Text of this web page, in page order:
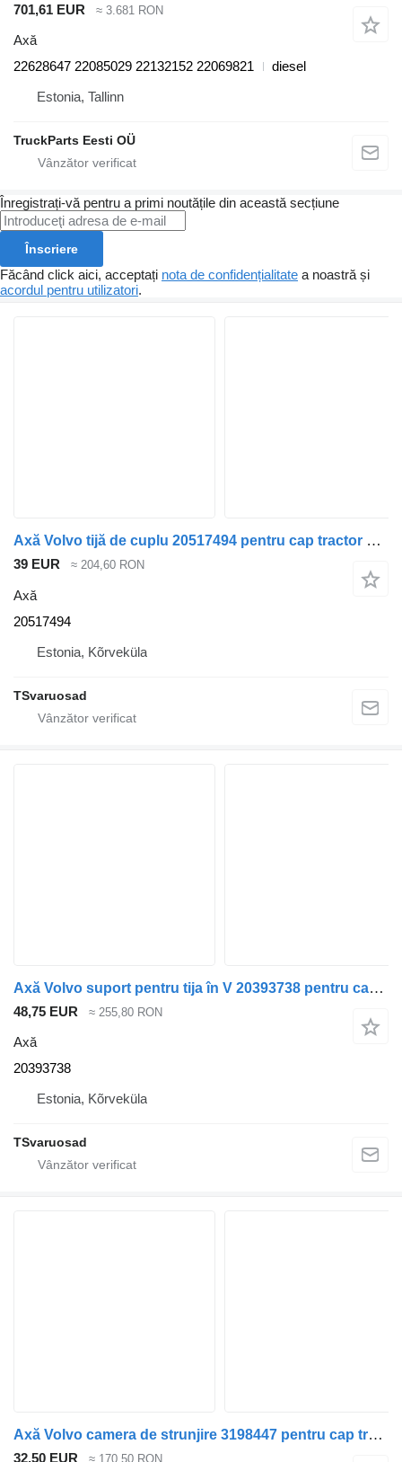
701,61 EUR ≈ 3.681 RON
Axă
22628647 22085029 22132152 22069821
diesel
Estonia, Tallinn
TruckParts Eesti OÜ
Înregistrați-vă pentru a primi noutățile din această secțiune
Înscriere
Făcând click aici, acceptați nota de confidențialitate a noastră și
acordul pentru utilizatori.
Axă Volvo tijă de cuplu 20517494 pentru cap tractor Volvo FH13
39 EUR ≈ 204,60 RON
Axă
20517494
Estonia, Kõrveküla
TSvaruosad
Axă Volvo suport pentru tija în V 20393738 pentru cap tractor Volvo FH13
48,75 EUR ≈ 255,80 RON
Axă
20393738
Estonia, Kõrveküla
TSvaruosad
Axă Volvo camera de strunjire 3198447 pentru cap tractor Volvo FH-440
32,50 EUR ≈ 170,50 RON